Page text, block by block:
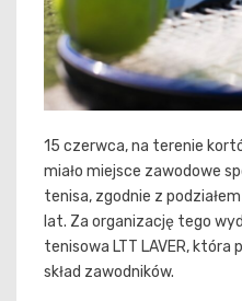
15 czerwca, na terenie
miało miejsce zawodowe
tenisa, zgodnie z
lat. Za organizację tego
tenisowa LTT LAVER,
skład zawodników.